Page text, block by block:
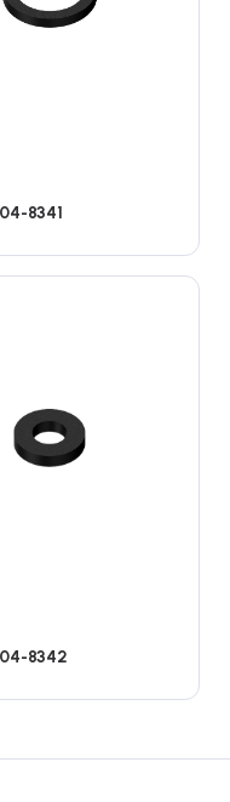
8341
8342